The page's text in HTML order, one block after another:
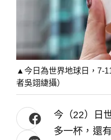
▲今日為世界地球日，7-
者吳翊緁攝）
今（22）日
多一杯，還